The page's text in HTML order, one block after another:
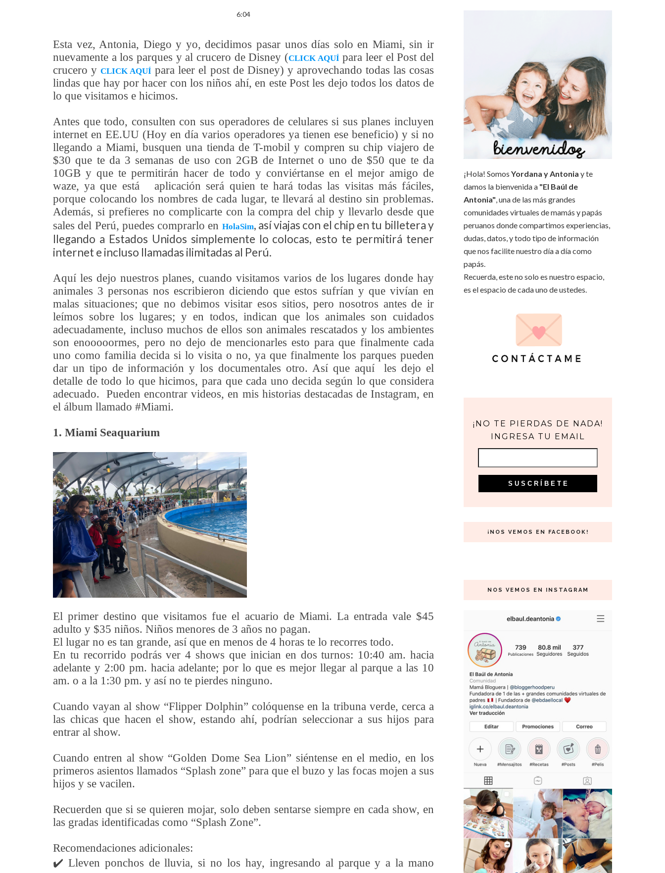
6:04
Esta vez, Antonia, Diego y yo, decidimos pasar unos días solo en Miami, sin ir
nuevamente a los parques y al crucero de Disney (CLICK AQUÍ para leer el Post del
crucero yCLICK AQUÍ para leer el post de Disney) y aprovechando todas las cosas
lindas que hay por hacer con los niños ahí, en este Post les dejo todos los datos de
lo que visitamos e hicimos.
Antes que todo, consulten con sus operadores de celulares si sus planes incluyen
internet en EE.UU (Hoy en día varios operadores ya tienen ese beneficio) y si no
llegando a Miami, busquen una tienda de T-mobil y compren su chip viajero de
$30 que te da 3 semanas de uso con 2GB de Internet o uno de $50 que te da
10GB y que te permitirán hacer de todo y conviértanse en el mejor amigo de
waze, ya que está aplicación será quien te hará todas las visitas más fáciles,
porque colocando los nombres de cada lugar, te llevará al destino sin problemas.
Además, si prefieres no complicarte con la compra del chip y llevarlo desde que
sales del Perú, puedes comprarlo en HolaSim, así viajas con el chip en tu billetera y
llegando a Estados Unidos simplemente lo colocas, esto te permitirá tener
internet e incluso llamadas ilimitadas al Perú.
Aquí les dejo nuestros planes, cuando visitamos varios de los lugares donde hay
animales 3 personas nos escribieron diciendo que estos sufrían y que vivían en
malas situaciones; que no debimos visitar esos sitios, pero nosotros antes de ir
leímos sobre los lugares; y en todos, indican que los animales son cuidados
adecuadamente, incluso muchos de ellos son animales rescatados y los ambientes
son enooooormes, pero no dejo de mencionarles esto para que finalmente cada
uno como familia decida si lo visita o no, ya que finalmente los parques pueden
dar un tipo de información y los documentales otro. Así que aquí les dejo el
detalle de todo lo que hicimos, para que cada uno decida según lo que considera
adecuado. Pueden encontrar videos, en mis historias destacadas de Instagram, en
el álbum llamado #Miami.
1. Miami Seaquarium
El primer destino que visitamos fue el acuario de Miami. La entrada vale $45
adulto y $35 niños. Niños menores de 3 años no pagan.
El lugar no es tan grande, así que en menos de 4 horas te lo recorres todo.
En tu recorrido podrás ver 4 shows que inician en dos turnos: 10:40 am. hacia
adelante y 2:00 pm. hacia adelante; por lo que es mejor llegar al parque a las 10
am. o a la 1:30 pm. y así no te pierdes ninguno.
Cuando vayan al show “Flipper Dolphin” colóquense en la tribuna verde, cerca a
las chicas que hacen el show, estando ahí, podrían seleccionar a sus hijos para
entrar al show.
Cuando entren al show “Golden Dome Sea Lion” siéntense en el medio, en los
primeros asientos llamados “Splash zone” para que el buzo y las focas mojen a sus
hijos y se vacilen.
Recuerden que si se quieren mojar, solo deben sentarse siempre en cada show, en
las gradas identificadas como “Splash Zone”.
Recomendaciones adicionales:
✔️ Lleven ponchos de lluvia, si no los hay, ingresando al parque y a la mano
¡Hola! Somos Yordana y Antonia y te
damos la bienvenida a "El Baúl de
Antonia", una de las más grandes
comunidades virtuales de mamás y papás
peruanos donde compartimos experiencias,
dudas, datos, y todo tipo de información
que nos facilite nuestro día a día como
papás.
Recuerda, este no solo es nuestro espacio,
es el espacio de cada uno de ustedes.
¡NO TE PIERDAS DE NADA!
INGRESA TU EMAIL
¡NOS VEMOS EN FACEBOOK!
NOS VEMOS EN INSTAGRAM